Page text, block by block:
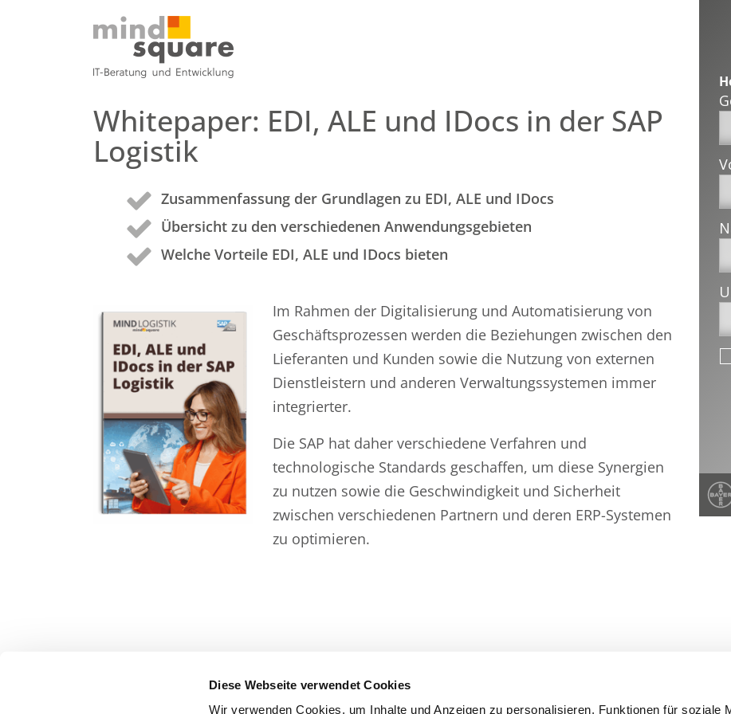
Diese Webseite verwendet Cookies
Wir verwenden Cookies, um Inhalte und Anzeigen zu personalisieren, Funktionen für soziale
Whitepaper: EDI, ALE und IDocs in der SAP
Logistik
Zusammenfassung der Grundlagen zu EDI, ALE und IDocs
Übersicht zu den verschiedenen Anwendungsgebieten
Welche Vorteile EDI, ALE und IDocs bieten
Im Rahmen der Digitalisierung und Automatisierung von
Geschäftsprozessen werden die Beziehungen zwischen den
Lieferanten und Kunden sowie die Nutzung von externen
Dienstleistern und anderen Verwaltungssystemen immer
integrierter.
Die SAP hat daher verschiedene Verfahren und
technologische Standards geschaffen, um diese Synergien
zu nutzen sowie die Geschwindigkeit und Sicherheit
zwischen verschiedenen Partnern und deren ERP-Systemen
zu optimieren.